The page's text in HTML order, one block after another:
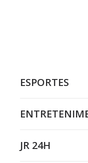
ESPORTES
JR 24H